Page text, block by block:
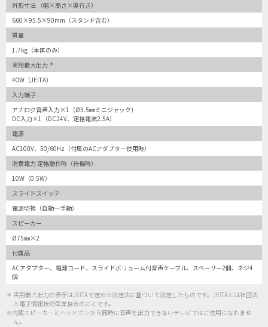
外形寸法 （幅×高さ×奥行き）
660×95.5×90mm（スタンド含む）
質量
1.7kg（本体のみ）
実用最大出力 ＊
40W（JEITA）
入力端子
アナログ音声入力×1（Ø3.5㎜ミニジャック）
DC入力×1（DC24V、定格電流2.5A）
電源
AC100V、50/60Hz（付属のACアダプター使用時）
消費電力 定格動作時（待機時）
10W（0.5W）
スライドスイッチ
電源切換（自動―手動）
スピーカー
Ø75㎜×2
付属品
ACアダプター、電源コード、スライドボリューム付音声ケーブル、スペーサー2個、ネジ4
個
＊ 実用最大出力の表示はJEITAで定めた測定法に基づいて測定したものです。JEITAとは社団法
人電子情報技術産業協会のことです。
※内蔵スピーカーとヘッドホンから同時に音声を出力できないテレビではご使用になれませ
ん。